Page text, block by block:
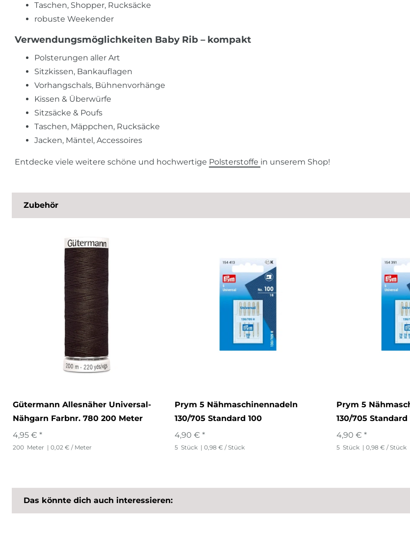
Taschen, Shopper, Rucksäcke
robuste Weekender
Verwendungsmöglichkeiten Baby Rib – kompakt
Polsterungen aller Art
Sitzkissen, Bankauflagen
Vorhangschals, Bühnenvorhänge
Kissen & Überwürfe
Sitzsäcke & Poufs
Taschen, Mäppchen, Rucksäcke
Jacken, Mäntel, Accessoires
Entdecke viele weitere schöne und hochwertige Polsterstoffe in unserem Shop!
Zubehör
Gütermann Allesnäher Universal-
Nähgarn Farbnr. 780 200 Meter
4,95 € *
200 Meter | 0,02 € / Meter
Prym 5 Nähmaschinennadeln
130/705 Standard 100
4,90 € *
5 Stück | 0,98 € / Stück
Prym 5
130/705 Standard
4,90 € *
5 Stück | 0,98 € / Stück
Das könnte dich auch interessieren: